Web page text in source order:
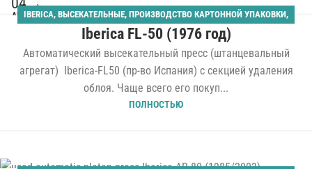
АВГIBERICA, ВЫСЕКАТЕЛЬНЫЕ, ПРОИЗВОДСТВО КАРТОННОЙ УПАКОВКИ,
ШТАНЦАГРЕГАТЫ
Iberica FL-50 (1976 год)
Автоматический высекательный пресс (штанцевальный
агрегат) Iberica-FL50 (пр-во Испания) с секцией удаления
облоя. Чаще всего его покуп...
ПОЛНОСТЬЮ